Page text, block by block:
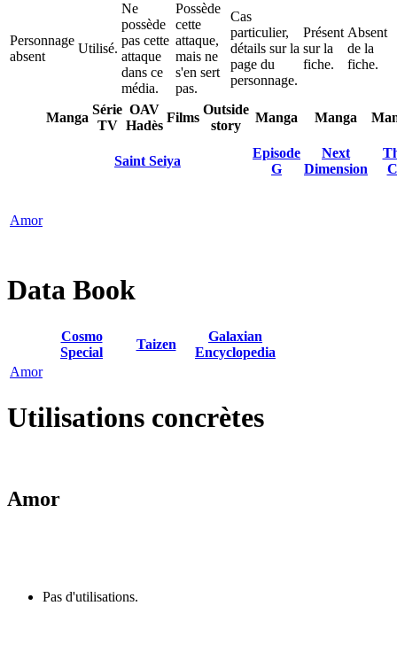
Personnage
absent
Utilisé.
Ne
possède
pas cette
attaque
dans ce
média.
Possède
cette
attaque,
mais ne
s'en sert
pas.
Cas
particulier,
détails sur la
page du
personnage.
Présent
sur la
fiche.
Absent
de la
fiche.
Manga
Série
TV
OAV
Hadès
Films
Outside
story
Manga Manga
Saint Seiya
Episode
G
Next
Dimension
Amor
Data Book
Cosmo
Special
Taizen
Galaxian
Encyclopedia
Amor
Utilisations concrètes
Amor
Pas d'utilisations.